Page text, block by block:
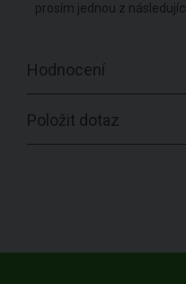
prosím jednou z
Hodnocení
Položit dotaz